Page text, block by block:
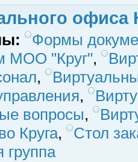
офиса
Формы
МОО "Круг",
,
,
вопросы,
Круга,
Стол
группа